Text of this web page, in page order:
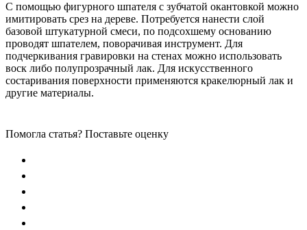
С помощью фигурного шпателя с зубчатой окантовкой можно
имитировать срез на дереве. Потребуется нанести слой
базовой штукатурной смеси, по подсохшему основанию
проводят шпателем, поворачивая инструмент. Для
подчеркивания гравировки на стенах можно использовать
воск либо полупрозрачный лак. Для искусственного
состаривания поверхности применяются кракелюрный лак и
другие материалы.
Помогла статья? Поставьте оценку